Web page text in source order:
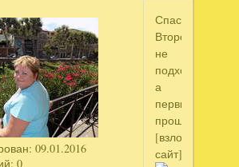
: 09.01.2016
0
Спасибо!
Второй
не
подходит,
а
первый
прошёл!!!
[взломанный
сайт]